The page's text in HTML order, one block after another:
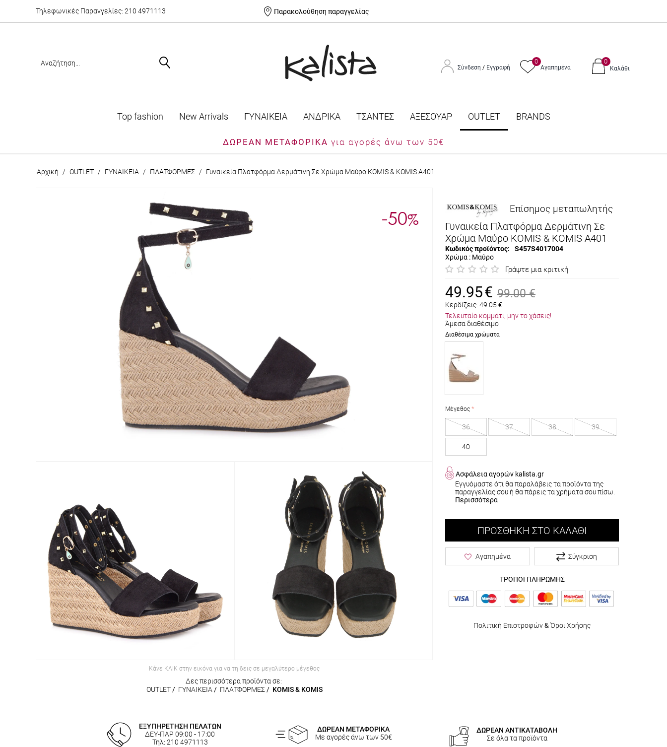
Τηλεφωνικές Παραγγελίες: 210 4971113 Παρακολούθηση παραγγελίας
Σύνδεση / Εγγραφή
0
Αγαπημένα
0
Καλάθι
Top fashion Νew Arrivals ΓΥΝΑΙΚΕΙΑ ΑΝΔΡΙΚΑ ΤΣΑΝΤΕΣ ΑΞΕΣΟΥΑΡ OUTLET BRANDS
ΔΩΡΕΑΝ ΜΕΤΑΦΟΡΙΚΑ για αγορές άνω των 50€
Αρχική / OUTLET / ΓΥΝΑΙΚΕΙΑ / ΠΛΑΤΦΟΡΜΕΣ / Γυναικεία Πλατφόρμα Δερμάτινη Σε Χρώμα Μαύρο KOMIS & KOMIS A401
-50%
Κάνε ΚΛΙΚ στην εικόνα για να τη δεις σε μεγαλύτερο μέγεθος
Δες περισσότερα προϊόντα σε:
OUTLET / ΓΥΝΑΙΚΕΙΑ / ΠΛΑΤΦΟΡΜΕΣ / KOMIS & KOMIS
Επίσημος μεταπωλητής
Γυναικεία Πλατφόρμα Δερμάτινη Σε
Χρώμα Μαύρο KOMIS & KOMIS A401
Κωδικός προϊόντος:
S457S4017004
Χρώμα : Μαύρο
Γράψτε μια κριτική
49.95€ 99.00 €
Κερδίζεις: 49.05 €
Τελευταίο κομμάτι, μην το χάσεις!
Άμεσα διαθέσιμο
Διαθέσιμα χρώματα
Μέγεθος
36 37 38 39
40
Ασφάλεια αγορών kalista.gr
Εγγυόμαστε ότι θα παραλάβεις τα προϊόντα της
παραγγελίας σου ή θα πάρεις τα χρήματα σου πίσω.
Περισσότερα
ΠΡΟΣΘΉΚΗ ΣΤΟ ΚΑΛΆΘΙ
Αγαπημένα Σύγκριση
ΤΡΟΠΟΙ ΠΛΗΡΩΜΗΣ
Πολιτική Επιστροφών& Όροι Χρήσης
ΕΞΥΠΗΡΕΤΗΣΗ ΠΕΛΑΤΩΝ
ΔΕΥ-ΠΑΡ 09:00 - 17:00
Τηλ: 210 4971113
ΔΩΡΕΑΝ ΜΕΤΑΦΟΡΙΚΑ
Με αγορές άνω των 50€
ΔΩΡΕΑΝ ΑΝΤΙΚΑΤΑΒΟΛΗ
Σε όλα τα προϊόντα